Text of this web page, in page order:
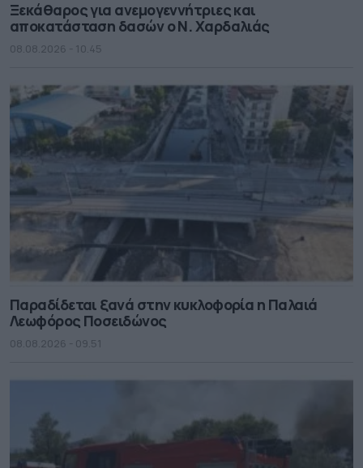
Ξεκάθαρος για ανεμογεννήτριες και
αποκατάσταση δασών ο Ν. Χαρδαλιάς
08.08.2026 - 10.45
Παραδίδεται ξανά στην κυκλοφορία η Παλαιά
Λεωφόρος Ποσειδώνος
08.08.2026 - 09.51